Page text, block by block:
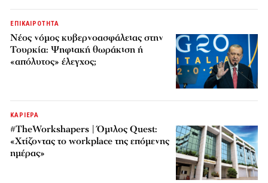
ΕΠΙΚΑΙΡΟΤΗΤΑ
Νέος νόμος κυβερνοασφάλειας στην
Τουρκία: Ψηφιακή θωράκιση ή
«απόλυτος» έλεγχος;
ΚΑΡΙΕΡΑ
#TheWorkshapers | Όμιλος Quest:
«Χτίζοντας το workplace της επόμενης
ημέρας»